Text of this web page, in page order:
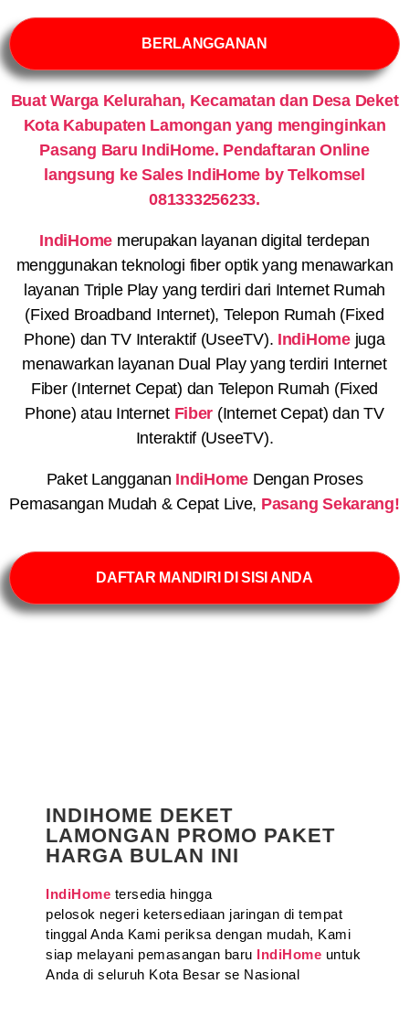
BERLANGGANAN
Buat Warga Kelurahan, Kecamatan dan Desa Deket
Kota Kabupaten Lamongan yang menginginkan
Pasang Baru IndiHome. Pendaftaran Online
langsung ke Sales IndiHome by Telkomsel
081333256233.
IndiHome merupakan layanan digital terdepan
menggunakan teknologi fiber optik yang menawarkan
layanan Triple Play yang terdiri dari Internet Rumah
(Fixed Broadband Internet), Telepon Rumah (Fixed
Phone) dan TV Interaktif (UseeTV). IndiHomejuga
menawarkan layanan Dual Play yang terdiri Internet
Fiber (Internet Cepat) dan Telepon Rumah (Fixed
Phone) atau Internet Fiber (Internet Cepat) dan TV
Interaktif (UseeTV).
Paket Langganan IndiHome Dengan Proses
Pemasangan Mudah & Cepat Live, Pasang Sekarang!
DAFTAR MANDIRI DI SISI ANDA
INDIHOME DEKET
LAMONGAN PROMO PAKET
HARGA BULAN INI
IndiHome tersedia hingga
pelosok negeri ketersediaan jaringan di tempat
tinggal Anda Kami periksa dengan mudah, Kami
siap melayani pemasangan baru IndiHome untuk
Anda di seluruh Kota Besar se Nasional